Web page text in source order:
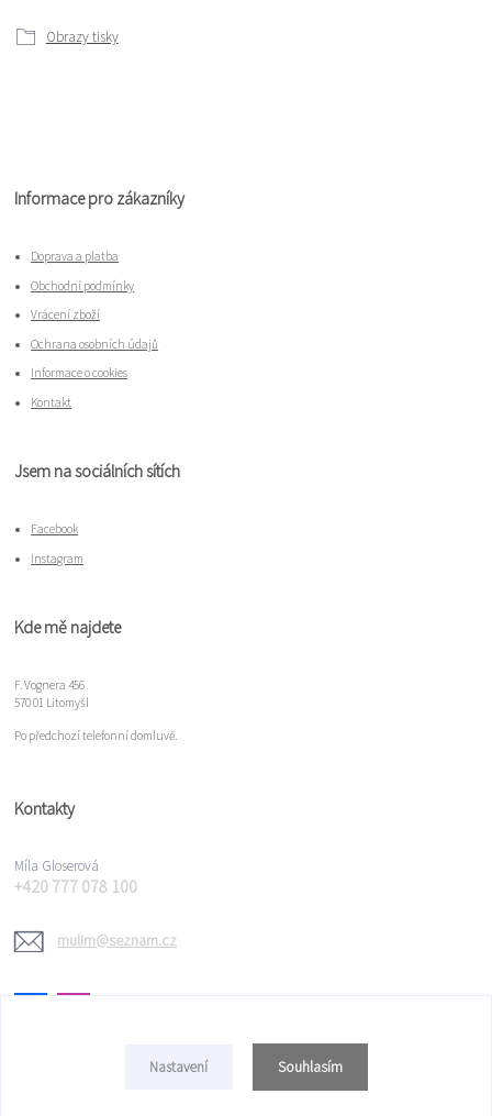
Obrazy tisky
Informace pro zákazníky
Doprava a platba
Obchodní podmínky
Vrácení zboží
Ochrana osobních údajů
Informace o cookies
Kontakt
Jsem na sociálních sítích
Facebook
Instagram
Kde mě najdete
F. Vognera 456
570 01 Litomyšl
Po předchozí telefonní domluvě.
Kontakty
Míla Gloserová
+420 777 078 100
mulim@seznam.cz
Nastavení Souhlasím